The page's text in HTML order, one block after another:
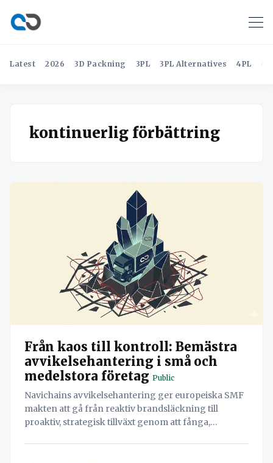
Latest 2026 3D Packning 3PL 3PL Alternatives 4PL
kontinuerlig förbättring
Från kaos till kontroll: Bemästra
avvikelsehantering i små och
medelstora företag Public
Navichains avvikelsehantering ger europeiska SMF
makten att gå från reaktiv brandsläckning till
proaktiv, strategisk tillväxt genom att fånga,